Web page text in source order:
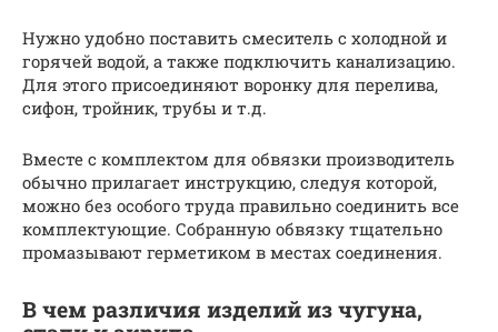
Нужно удобно поставить смеситель с холодной и
горячей водой, а также подключить канализацию.
Для этого присоединяют воронку для перелива,
сифон, тройник, трубы и т.д.
Вместе с комплектом для обвязки производитель
обычно прилагает инструкцию, следуя которой,
можно без особого труда правильно соединить все
комплектующие. Собранную обвязку тщательно
промазывают герметиком в местах соединения.
В чем различия изделий из чугуна,